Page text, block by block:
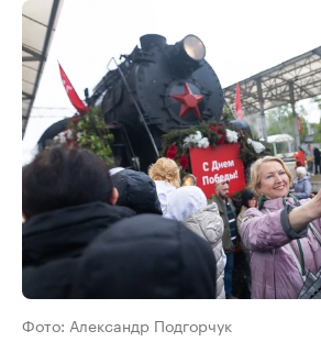
Фото: Александр Подгорчук